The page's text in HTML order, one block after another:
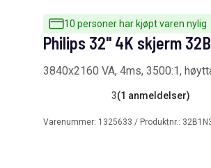
10 personer har kjøpt varen nylig
Philips 32" 4K skjerm
3840x2160 VA, 4ms, 3500:1,
3(1 anmeldelser)
Varenummer: 1325633 / Produktnr.: